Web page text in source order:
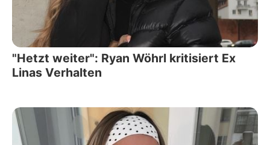
"Hetzt weiter": Ryan Wöhrl kritisiert Ex
Linas Verhalten